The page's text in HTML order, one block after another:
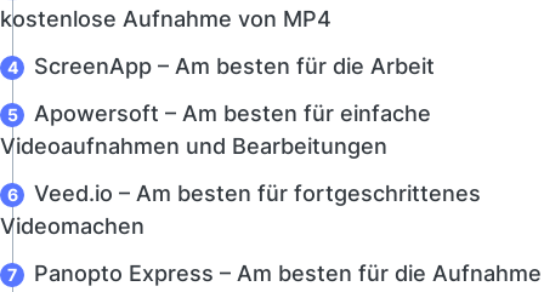
kostenlose Aufnahme von MP4
ScreenApp – Am besten für die Arbeit
Apowersoft – Am besten für einfache
Videoaufnahmen und Bearbeitungen
Veed.io – Am besten für fortgeschrittenes
Videomachen
Panopto Express – Am besten für die Aufnahme